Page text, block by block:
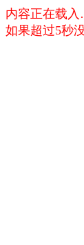
内容正在载
如果超过5秒